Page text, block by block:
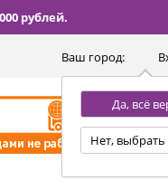
рублей.
Ваш город:
Да, всё
Нет, выбрать